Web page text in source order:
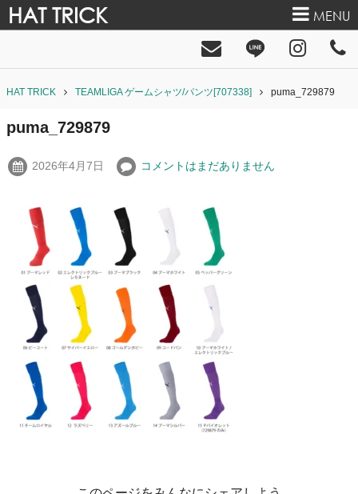
HAT TRICK MENU
HAT TRICK TEAMLIGA ゲームシャツ/パンツ[707338] puma_729879
puma_729879
2026年4月7日 コメントはまだありません